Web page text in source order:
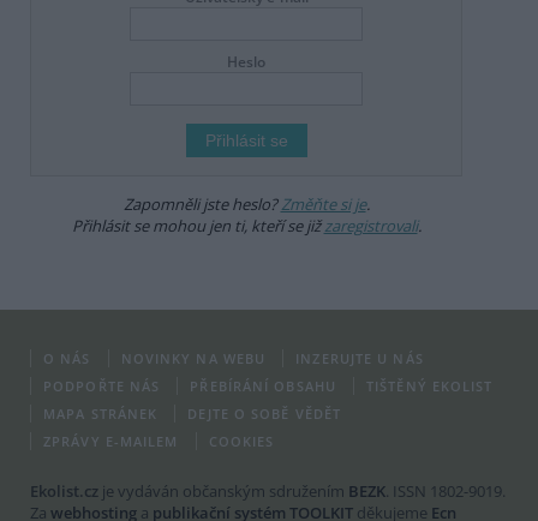
Heslo
Zapomněli jste heslo?Změňte si je.
Přihlásit se mohou jen ti, kteří se jižzaregistrovali.
O NÁS NOVINKY NA WEBU
INZERUJTE U NÁS
PODPOŘTE NÁS
PŘEBÍRÁNÍ OBSAHU
TIŠTĚNÝ EKOLIST
MAPA STRÁNEK
DEJTE O SOBĚ VĚDĚT
ZPRÁVY E-MAILEM
COOKIES
Ekolist.cz je vydáván občanským sdružením BEZK . ISSN 1802-9019.
Za webhosting a publikační systém TOOLKIT děkujeme Ecn